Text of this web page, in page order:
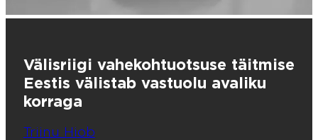
Välisriigi vahekohtuotsuse täitmise
Eestis välistab vastuolu avaliku
korraga
Triinu Hiob